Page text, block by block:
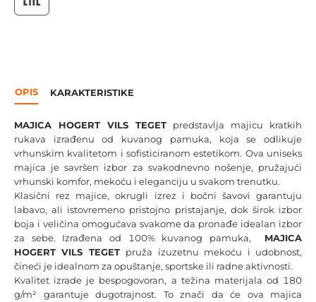
OPIS KARAKTERISTIKE
MAJICA HOGERT VILS TEGET predstavlja majicu kratkih
rukava izrađenu od kuvanog pamuka, koja se odlikuje
vrhunskim kvalitetom i sofisticiranom estetikom. Ova uniseks
majica je savršen izbor za svakodnevno nošenje, pružajući
vrhunski komfor, mekoću i eleganciju u svakom trenutku.
Klasični rez majice, okrugli izrez i bočni šavovi garantuju
labavo, ali istovremeno pristojno pristajanje, dok širok izbor
boja i veličina omogućava svakome da pronađe idealan izbor
za sebe. Izrađena od 100% kuvanog pamuka, MAJICA
HOGERT VILS TEGET pruža izuzetnu mekoću i udobnost,
čineći je idealnom za opuštanje, sportske ili radne aktivnosti.
Kvalitet izrade je bespogovoran, a težina materijala od 180
g/m² garantuje dugotrajnost. To znači da će ova majica